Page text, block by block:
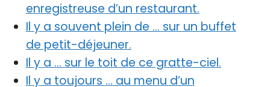
enregistreuse d’un restaurant.
Il y a souvent plein de … sur un buffet
de petit-déjeuner.
Il y a … sur le toit de ce gratte-ciel.
Il y a toujours … au menu d’un